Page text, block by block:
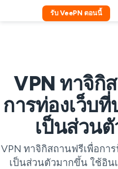
รับ VeePN ตอนนี้
VPN ทาจิกิ
การท่องเว็บ
เป็นส่วน
VPN ทาจิกิสถานฟรีเพื่อกา
เป็นส่วนตัวมากขึ้น ใช้อิน